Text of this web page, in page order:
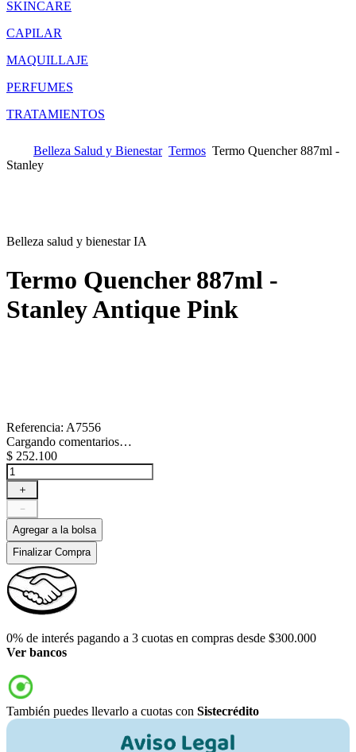
SKINCARE
CAPILAR
MAQUILLAJE
PERFUMES
TRATAMIENTOS
Belleza Salud y Bienestar Termos Termo Quencher 887ml -
Stanley
Belleza salud y bienestar IA
Termo Quencher 887ml -
StanleyAntique Pink
Referencia: A7556
Cargando comentarios…
$ 252.100
＋
－
Agregar a la bolsa
Finalizar Compra
0% de interés pagando a 3 cuotas en compras desde $300.000
Ver bancos
También puedes llevarlo a cuotas con Sistecrédito